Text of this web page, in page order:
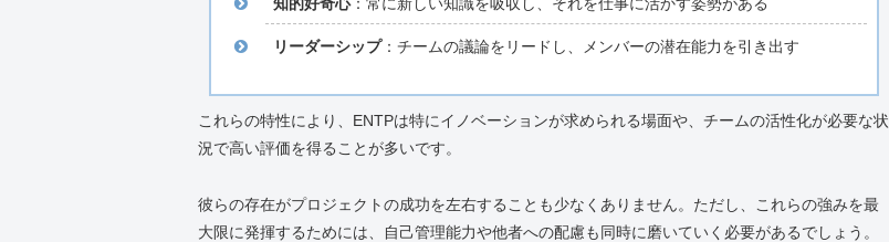
知的好奇心：常に新しい知識を吸収し、それを仕事に活かす姿勢がある
リーダーシップ：チームの議論をリードし、メンバーの潜在能力を引き出す
これらの特性により、ENTPは特にイノベーションが求められる場面や、チームの活性化が必要な状
況で高い評価を得ることが多いです。
彼らの存在がプロジェクトの成功を左右することも少なくありません。ただし、これらの強みを最
大限に発揮するためには、自己管理能力や他者への配慮も同時に磨いていく必要があるでしょう。